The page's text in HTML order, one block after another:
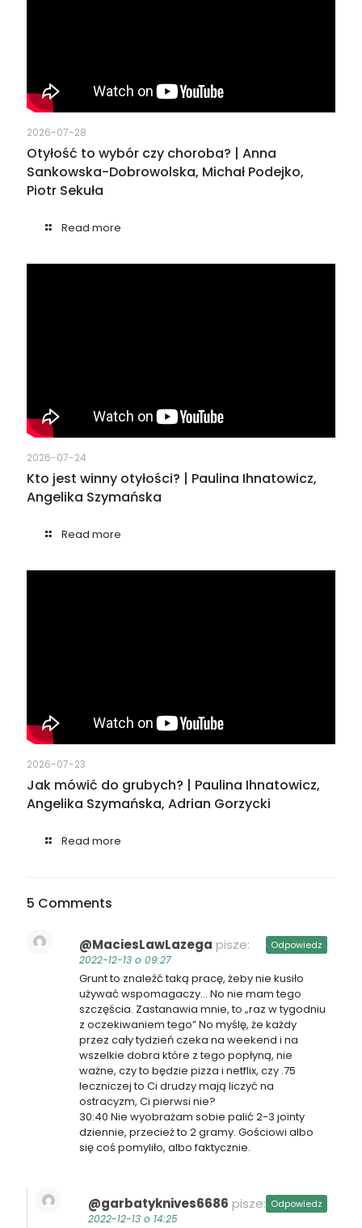
2026-07-28
Otyłość to wybór czy choroba? | Anna
Sankowska-Dobrowolska, Michał Podejko,
Piotr Sekuła
Read more
2026-07-24
Kto jest winny otyłości? | Paulina Ihnatowicz,
Angelika Szymańska
Read more
2026-07-23
Jak mówić do grubych? | Paulina Ihnatowicz,
Angelika Szymańska, Adrian Gorzycki
Read more
5 Comments
@MaciesLawLazega pisze:
2022-12-13 o 09:27
Grunt to znaleźć taką pracę, żeby nie kusiło
używać wspomagaczy… No nie mam tego
szczęścia. Zastanawia mnie, to „raz w tygodniu
z oczekiwaniem tego” No myślę, że każdy
przez cały tydzień czeka na weekend i na
wszelkie dobra które z tego popłyną, nie
ważne, czy to będzie pizza i netflix, czy .75
leczniczej to Ci drudzy mają liczyć na
ostracyzm, Ci pierwsi nie?
30:40 Nie wyobrażam sobie palić 2-3 jointy
dziennie, przecież to 2 gramy. Gościowi albo
się coś pomyliło, albo faktycznie.
Odpowiedz
@garbatyknives6686 pisze:
2022-12-13 o 14:25
Odpowiedz